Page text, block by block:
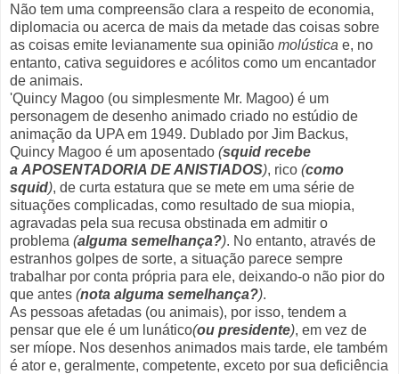
Não tem uma compreensão clara a respeito de economia,
diplomacia ou acerca de mais da metade das coisas sobre
as coisas emite levianamente sua opinião molústica e, no
entanto, cativa seguidores e acólitos como um encantador
de animais.
'Quincy Magoo (ou simplesmente Mr. Magoo) é um
personagem de desenho animado criado no estúdio de
animação da UPA em 1949. Dublado por Jim Backus,
Quincy Magoo é um aposentado (squid recebe
a APOSENTADORIA DE ANISTIADOS), rico (como
squid), de curta estatura que se mete em uma série de
situações complicadas, como resultado de sua miopia,
agravadas pela sua recusa obstinada em admitir o
problema (alguma semelhança?). No entanto, através de
estranhos golpes de sorte, a situação parece sempre
trabalhar por conta própria para ele, deixando-o não pior do
que antes (nota alguma semelhança?).
As pessoas afetadas (ou animais), por isso, tendem a
pensar que ele é um lunático(ou presidente), em vez de
ser míope. Nos desenhos animados mais tarde, ele também
é ator e, geralmente, competente, exceto por sua deficiência